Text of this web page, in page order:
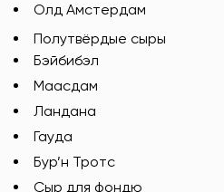
Олд Амстердам
Полутвёрдые сыры
Бэйбибэл
Маасдам
Ландана
Гауда
Бур’н Тротс
Сыр для фондю